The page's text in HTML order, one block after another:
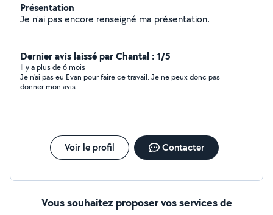
Présentation
Je n'ai pas encore renseigné ma présentation.
Dernier avis laissé par Chantal : 1/5
Il y a plus de 6 mois
Je n'ai pas eu Evan pour faire ce travail. Je ne peux donc pas
donner mon avis.
Voir le profil Contacter
Vous souhaitez proposer vos services de